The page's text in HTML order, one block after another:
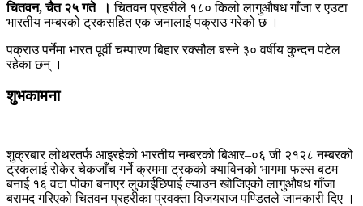
चितवन, चैत २५ गते । चितवन प्रहरीले १८० किलो लागुऔषध गाँजा र एउटा
भारतीय नम्बरको ट्रकसहित एक जनालाई पक्राउ गरेको छ ।
पक्राउ पर्नेमा भारत पूर्वी चम्पारण बिहार रक्सौल बस्ने ३० वर्षीय कुन्दन पटेल
रहेका छन् ।
शुभकामना
शुक्रबार लोथरतर्फ आइरहेको भारतीय नम्बरको बिआर–०६ जी २१२८ नम्बरको
ट्रकलाई रोकेर चेकजाँच गर्ने क्रममा ट्रकको क्याविनको भागमा फल्स बटम
बनाई १६ वटा पोका बनाएर लुकाईछिपाई ल्याउन खोजिएको लागुऔषध गाँजा
बरामद गरिएको चितवन प्रहरीका प्रवक्ता विजयराज पण्डितले जानकारी दिए ।